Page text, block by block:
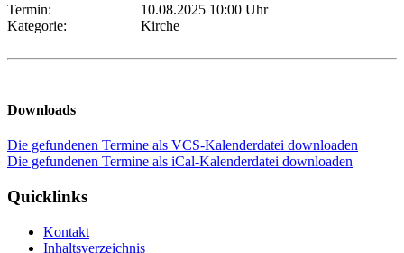
Termin:
10.08.2025 10:00 Uhr
Kategorie:
Kirche
Downloads
Die gefundenen Termine als VCS-Kalenderdatei downloaden
Die gefundenen Termine als iCal-Kalenderdatei downloaden
Quicklinks
Kontakt
Inhaltsverzeichnis